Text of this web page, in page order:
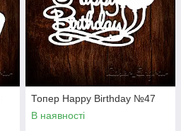
Топер Happy Birthday №47
В наявності